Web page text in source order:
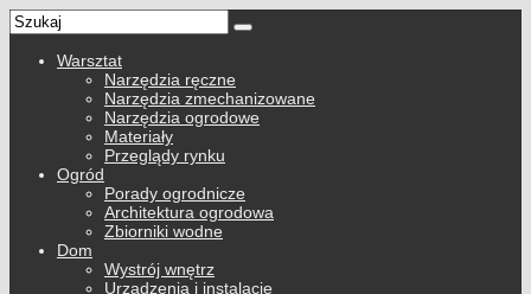
Warsztat
Narzędzia ręczne
Narzędzia zmechanizowane
Narzędzia ogrodowe
Materiały
Przeglądy rynku
Ogród
Porady ogrodnicze
Architektura ogrodowa
Zbiorniki wodne
Dom
Wystrój wnętrz
Urządzenia i instalacje